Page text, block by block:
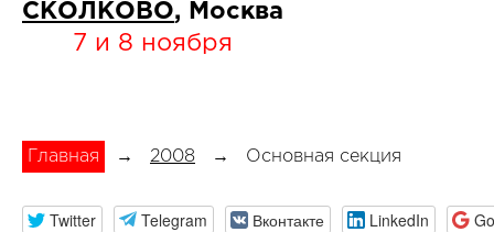
СКОЛКОВО, Москва
7 и 8 ноября
Главная → 2008 → Основная секция
Twitter Telegram Вконтакте LinkedIn